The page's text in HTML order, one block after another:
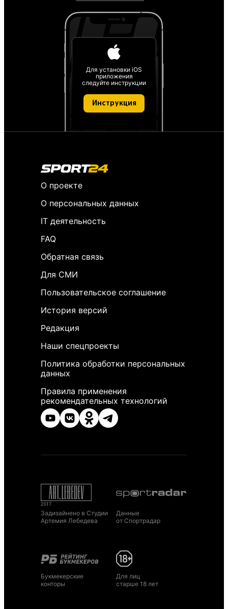
Для установки iOS
приложения
следуйте инструкции
Инструкция
О проекте
О персональных данных
IT деятельность
FAQ
Обратная связь
Для СМИ
Пользовательское соглашение
История версий
Редакция
Наши спецпроекты
Политика обработки персональных
данных
Правила применения
рекомендательных технологий
Задизайнено в Студии
Артемия Лебедева
Данные
от Спортрадар
Букмекерские
конторы
Для лиц
старше 18 лет